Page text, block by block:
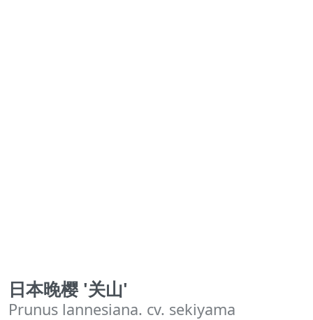
日本晚樱 '关山'
Prunus lannesiana. cv. sekiyama